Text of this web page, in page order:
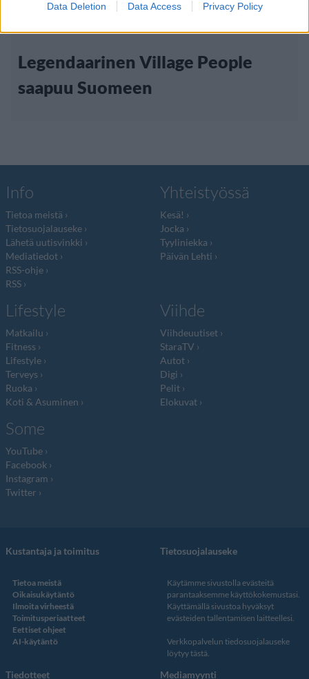
Data Deletion Data Access Privacy Policy
Legendaarinen Village People
saapuu Suomeen
Info
Tietoa meistä
Tietosuojalauseke
Lähetä uutisvinkki
Mediatiedot
RSS-ohje
RSS
Yhteistyössä
Kesä!
Jocka
Tyyliniekka
Päivän Lehti
Lifestyle
Matkailu
Fitness
Lifestyle
Terveys
Ruoka
Koti & Asuminen
Viihde
Viihdeuutiset
StaraTV
Autot
Digi
Pelit
Elokuvat
Some
YouTube
Facebook
Instagram
Twitter
Kustantaja ja toimitus
Tietoa meistä
Oikaisukäytäntö
Ilmoita virheestä
Toimitusperiaatteet
Eettiset ohjeet
AI-käytäntö
Tietosuojalauseke
Käytämme sivustolla evästeitä
parantaaksemme käyttökokemustasi.
Käyttämällä sivustoa hyväksyt
evästeiden tallentamisen laitteellesi.
Verkkopalvelun tiedosuojalauseke
löytyy tästä
Tiedotteet Mediamyynti